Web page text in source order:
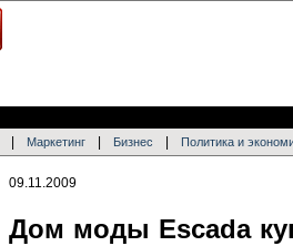
Маркетинг Бизнес Политика и
09.11.2009
Дом моды Escada